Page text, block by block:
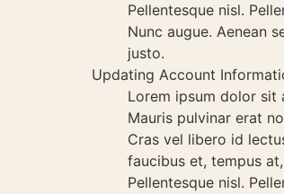
Pellentesque nisl.
Nunc augue. Aenean
justo.
Updating Account
Lorem ipsum dolor sit
Mauris pulvinar erat
Cras vel libero id
faucibus et, tempus
Pellentesque nisl.